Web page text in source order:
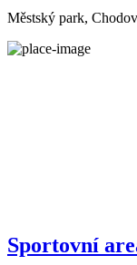
Městský park, Chodov
Sportovní